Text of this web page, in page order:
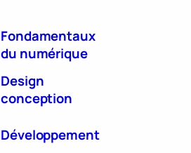
Fondamentaux
du numérique
Design
conception
Développement